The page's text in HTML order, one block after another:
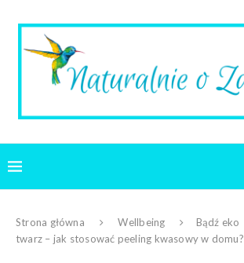
Strona główna Wellbeing Bądź eko
twarz – jak stosować peeling kwasowy w domu?